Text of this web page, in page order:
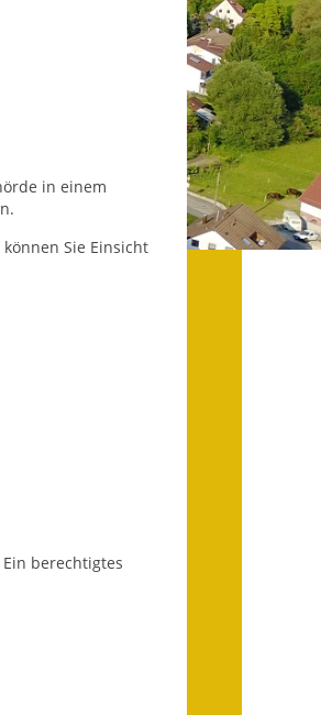
und
Alten noch
in einem
Sie Einsicht
Ein berechtigtes